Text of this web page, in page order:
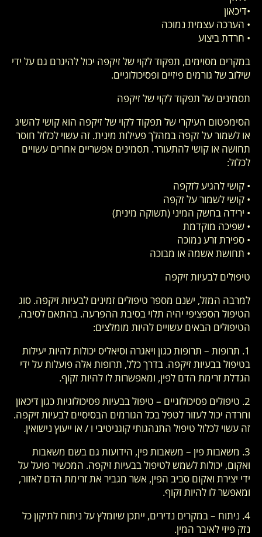
•דיכאון
• הערכה עצמית נמוכה
• חרדת ביצוע
במקרים מסוימים, תפקוד לקוי של זיקפה יכול להיגרם גם על ידי
שילוב של גורמים פיזיים ופסיכולוגיים.
תסמינים של תפקוד לקוי של זיקפה
הסימפטום העיקרי של תפקוד לקוי של זיקפה הוא קושי להשיג
או לשמור על זקפה במהלך פעילות מינית. זה עשוי לכלול חוסר
תחושה או קושי להתעורר. תסמינים אפשריים אחרים עשויים
לכלול:
• קושי להגיע לזקפה
• קושי לשמור על זקפה
• ירידה בחשק המיני (תשוקה מינית)
• שפיכה מוקדמת
• ספירת זרע נמוכה
• תחושת אשמה או מבוכה
טיפולים לבעיות זיקפה
למרבה המזל, ישנם מספר טיפולים זמינים לבעיות זיקפה. סוג
הטיפול הספציפי יהיה תלוי בסיבת ההפרעה. בהתאם לסיבה,
הטיפולים הבאים עשויים להיות מומלצים:
1. תרופות – תרופות כגון ויאגרה וסיאליס יכולות להיות יעילות
בטיפול בבעיות זיקפה. בדרך כלל, תרופות אלה פועלות על ידי
הגדלת זרימת הדם לפין, ומאפשרות לו להיות זקוף.
2. טיפולים פסיכולוגיים – טיפול בבעיות פסיכולוגיות כגון דיכאון
וחרדה יכול לעזור לטפל בכל הגורמים הבסיסיים לבעיות זיקפה.
זה עשוי לכלול טיפול התנהגותי קוגניטיבי ו / או ייעוץ נישואין.
3. משאבות פין – משאבות פין, הידועות גם בשם משאבות
ואקום, יכולות לשמש לטיפול בבעיות זיקפה. המכשיר פועל על
ידי יצירת ואקום סביב הפין, אשר מגביר את זרימת הדם לאזור,
ומאפשר לו להיות זקוף.
4. ניתוח – במקרים נדירים, ייתכן שיומלץ על ניתוח לתיקון כל
נזק פיזי לאיבר המין.